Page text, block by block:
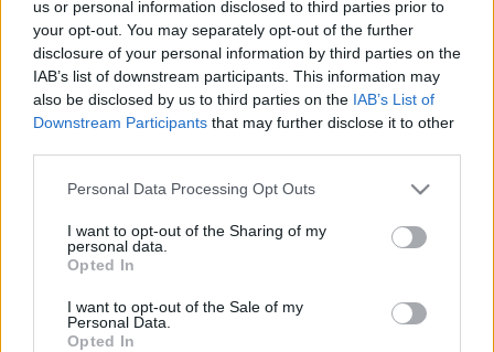
us or personal information disclosed to third parties prior to
your opt-out. You may separately opt-out of the further
disclosure of your personal information by third parties on the
IAB’s list of downstream participants. This information may
also be disclosed by us to third parties on the IAB’s List of
Downstream Participants that may further disclose it to other
Please note that this website/app uses one or more Google
not limited to your visit or usage behaviour. You may click to
grant or deny consent to Google and its third-party tags to
use your data for below specified purposes in below Google
consent section.
Personal Data Processing Opt Outs
I want to opt-out of the Sharing of my
personal data.
Opted In
I want to opt-out of the Sale of my
Personal Data.
Opted In
Brigitte Kruse várakozása szerint legkevesebb tízezer
dollárért (3,5 millió forintért) talál új tulajdonosra. Az online
aukciót szombaton, augusztus 31-én tartják.
HOLLYWOOD